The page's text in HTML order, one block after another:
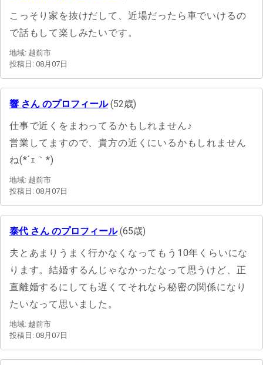
こっそり家を抜けだして、近場だったら車でいけるの
で話もして楽しみたいです。
地域: 越前市
投稿日: 08月07日
響 さん のプロフィール(52歳)
仕事で近くをまわってるかもしれません♪
営業してますので、貴方の近くにいるかもしれません
ね(*´ｪ｀*)
地域: 越前市
投稿日: 08月07日
泰代 さん のプロフィール(65歳)
夫とあまりうまく行かなくなってもう10年くらいにな
ります。結婚するんじゃなかったなって思うけど、正
直離婚するにしても遅くてそれなら秘密の関係になり
たいなって思いました。
地域: 越前市
投稿日: 08月07日